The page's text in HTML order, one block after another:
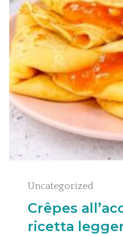
Uncategorized
Crêpes
ricetta